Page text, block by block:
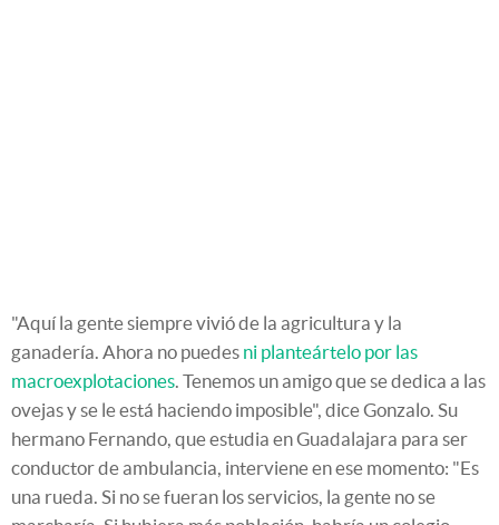
"Aquí la gente siempre vivió de la agricultura y la
ganadería. Ahora no puedes ni planteártelo por las
macroexplotaciones. Tenemos un amigo que se dedica a las
ovejas y se le está haciendo imposible", dice Gonzalo. Su
hermano Fernando, que estudia en Guadalajara para ser
conductor de ambulancia, interviene en ese momento: "Es
una rueda. Si no se fueran los servicios, la gente no se